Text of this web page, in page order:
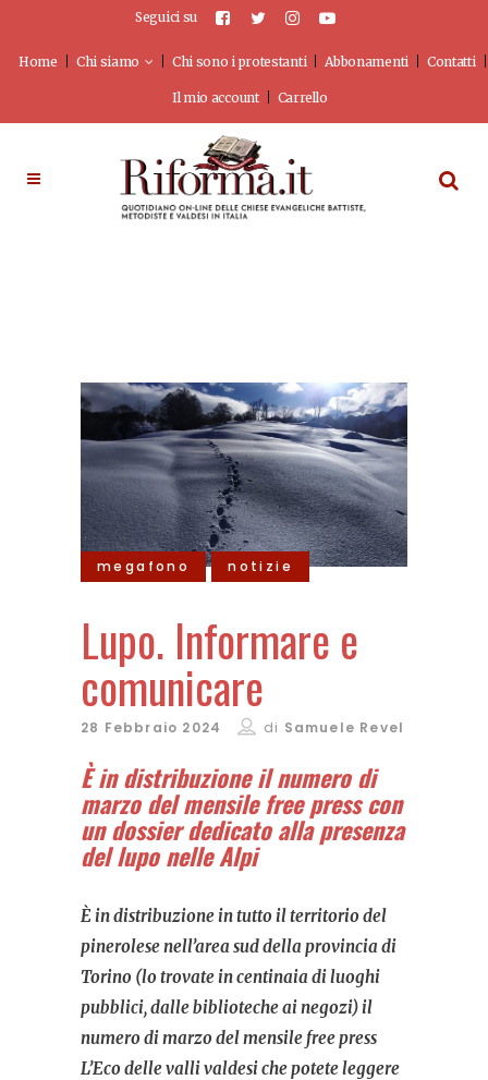
Seguici su
Home Chi siamo Chi sono i protestanti Abbonamenti Contatti
Il mio account Carrello
megafono notizie
Lupo. Informare e
comunicare
28 Febbraio 2024 di Samuele Revel
È in distribuzione il numero di
marzo del mensile free press con
un dossier dedicato alla presenza
del lupo nelle Alpi
È in distribuzione in tutto il territorio del
pinerolese nell’area sud della provincia di
Torino (lo trovate in centinaia di luoghi
pubblici, dalle biblioteche ai negozi) il
numero di marzo del mensile free press
L’Eco delle valli valdesi che potete leggere